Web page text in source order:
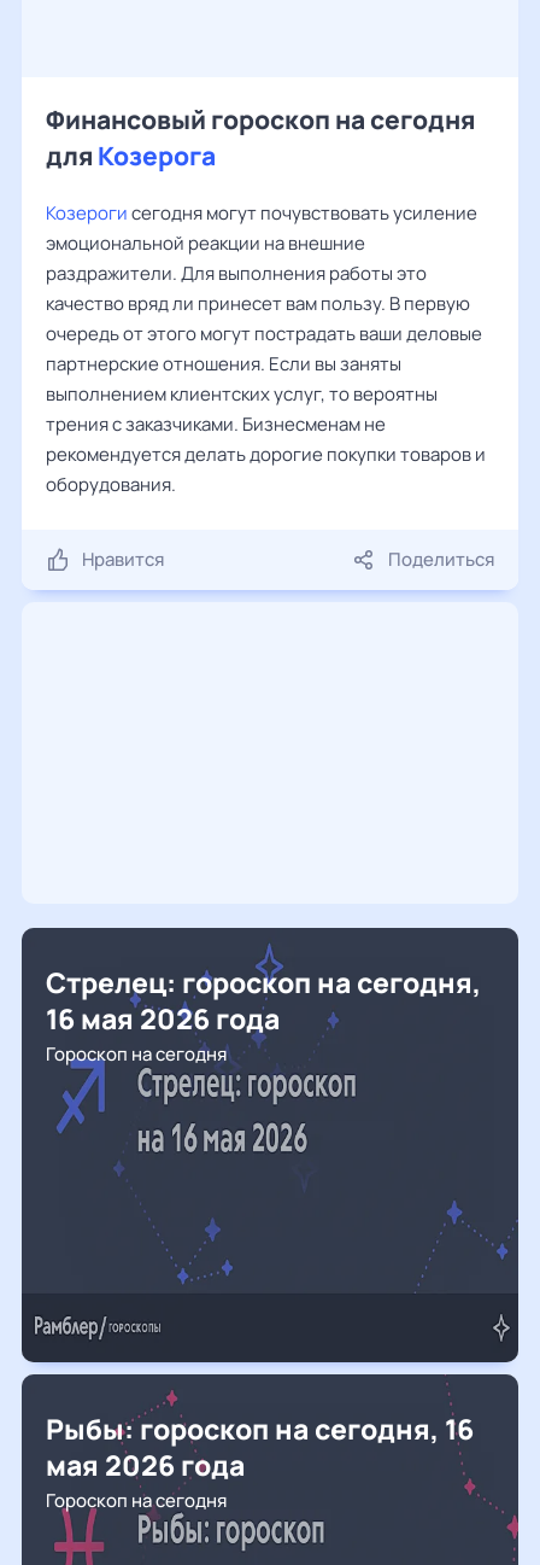
Финансовый гороскоп на сегодня
для Козерога
Козерогисегодня могут почувствовать усиление
эмоциональной реакции на внешние
раздражители. Для выполнения работы это
качество вряд ли принесет вам пользу. В первую
очередь от этого могут пострадать ваши деловые
партнерские отношения. Если вы заняты
выполнением клиентских услуг, то вероятны
трения с заказчиками. Бизнесменам не
рекомендуется делать дорогие покупки товаров и
оборудования.
Нравится Поделиться
Стрелец: гороскоп на сегодня,
16 мая 2026 года
Гороскоп на сегодня
Рыбы: гороскоп на сегодня, 16
мая 2026 года
Гороскоп на сегодня